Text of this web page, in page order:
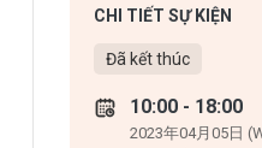
CHI TIẾT SỰ KIỆN
Đã kết thúc
10:00 - 18:00
2023年04月05日